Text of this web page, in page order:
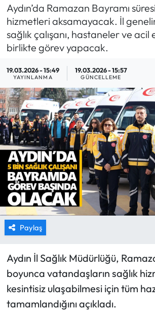
Aydın’da Ramazan Bayramı
hizmetleri aksamayacak. İl
sağlık çalışanı, hastaneler ve acil
birlikte görev yapacak.
19.03.2026 - 15:49
YAYINLANMA
19.03.2026 - 15:57
GÜNCELLEME
Paylaş
Aydın İl Sağlık Müdürlüğü,
boyunca vatandaşların sağlık
kesintisiz ulaşabilmesi için tüm
tamamlandığını açıkladı.
GÜNDEM
MAGAZİN
SAĞLIK
SİYASET
SPOR
TARIM
TURİZM
YAŞAM
RESMİ İLANLAR
Haber Arşivi